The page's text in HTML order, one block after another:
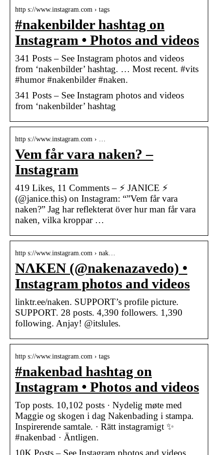
http s://www.instagram.com › tags
#nakenbilder hashtag on
Instagram • Photos and videos
341 Posts – See Instagram photos and videos
from ‘nakenbilder’ hashtag. … Most recent. #vits
#humor #nakenbilder #naken.
341 Posts – See Instagram photos and videos
from ‘nakenbilder’ hashtag
http s://www.instagram.com › …
Vem får vara naken? –
Instagram
419 Likes, 11 Comments – ⚡️ JANICE ⚡️
(@janice.this) on Instagram: “”Vem får vara
naken?” Jag har reflekterat över hur man får vara
naken, vilka kroppar …
http s://www.instagram.com › nak…
NΛKEN (@nakenazavedo) •
Instagram photos and videos
linktr.ee/naken. SUPPORT’s profile picture.
SUPPORT. 28 posts. 4,390 followers. 1,390
following. Anjay! @itslules.
http s://www.instagram.com › tags
#nakenbad hashtag on
Instagram • Photos and videos
Top posts. 10,102 posts · Nydelig møte med
Maggie og skogen i dag Nakenbading i stampa.
Inspirerende samtale. · Rätt instagramigt ✨️
#nakenbad · Äntligen.
10K Posts – See Instagram photos and videos